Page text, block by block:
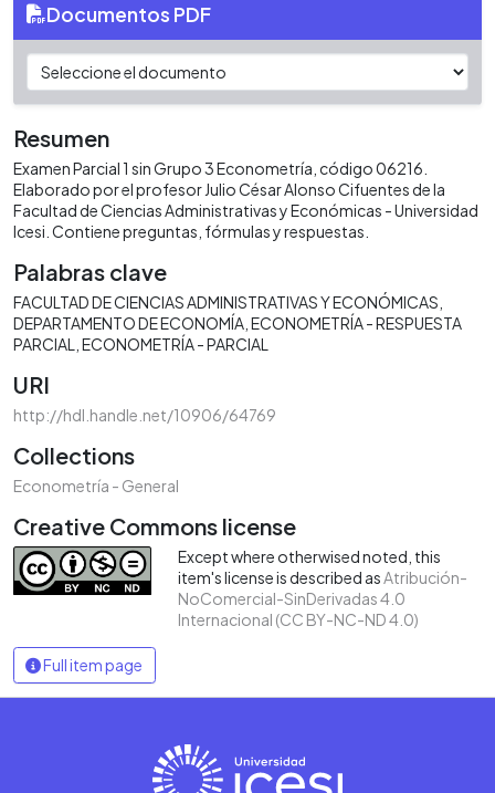
Documentos PDF
Resumen
Examen Parcial 1 sin Grupo 3 Econometría, código 06216.
Elaborado por el profesor Julio César Alonso Cifuentes de la
Facultad de Ciencias Administrativas y Económicas - Universidad
Icesi. Contiene preguntas, fórmulas y respuestas.
Palabras clave
FACULTAD DE CIENCIAS ADMINISTRATIVAS Y ECONÓMICAS
DEPARTAMENTO DE ECONOMÍA ECONOMETRÍA - RESPUESTA
PARCIAL
ECONOMETRÍA - PARCIAL
URI
http://hdl.handle.net/10906/64769
Collections
Econometría - General
Creative Commons license
Except where otherwised noted, this
item's license is described asAtribución-
NoComercial-SinDerivadas 4.0
Internacional (CC BY-NC-ND 4.0)
Full item page